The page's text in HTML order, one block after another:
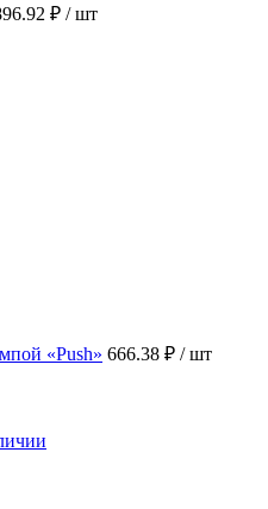
₽ / шт
«Push» 666.38 ₽ / шт